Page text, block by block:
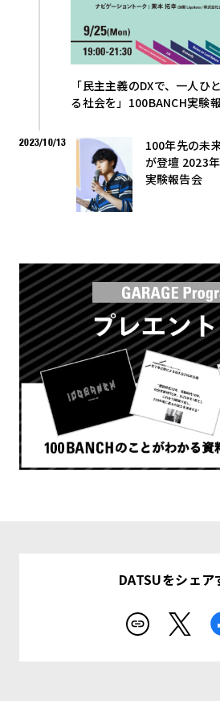
「民主主義のDXで、一人ひ
る社会を」100BANCH実験
2023/10/13
100年先の未
が登壇 2023
実験報告会
DATSUをシェア